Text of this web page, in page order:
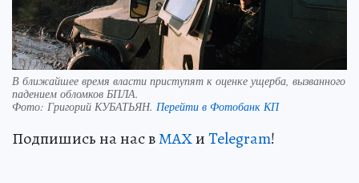
В ближайшее время власти приступят к оценке ущерба, вызванного
падением обломков БПЛА.
Фото: Григорий КУБАТЬЯН. Перейти в Фотобанк КП
Подпишись на нас вМАХиTelegram!